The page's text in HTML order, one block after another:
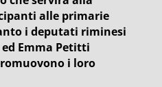
alle primarie
i deputati riminesi
Emma Petitti
i loro